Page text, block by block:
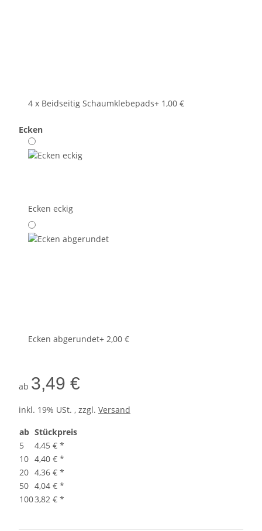
4 x Beidseitig Schaumklebepads+ 1,00 €
Ecken
Ecken eckig
Ecken abgerundet+ 2,00 €
ab 3,49 €
inkl. 19% USt. , zzgl. Versand
ab Stückpreis
5
4,45 € *
10 4,40 € *
20 4,36 € *
50 4,04 € *
1003,82 € *